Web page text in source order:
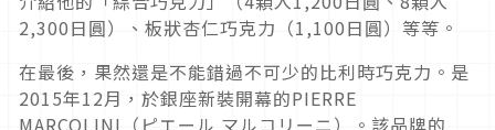
2,300日圓）、板狀杏仁巧克力（1,100日圓）等等。
在最後，果然還是不能錯過不可少的比利時巧克力。是
2015年12月，於銀座新裝開幕的PIERRE
MARCOLINI（ピエール マルコリーニ）。該品牌的